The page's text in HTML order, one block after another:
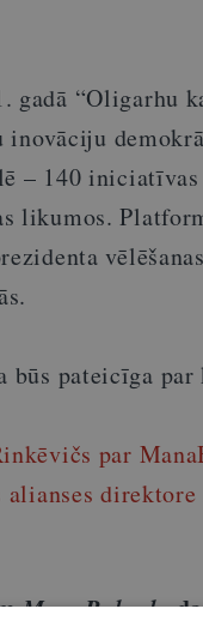
gadā “Oligarhu
– 140
likumos.
būs pateicīga
par
ManaBalss.lv